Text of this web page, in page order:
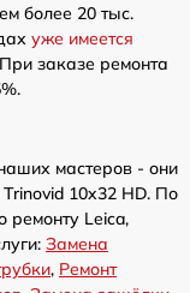
более 20 тыс.
уже имеется
заказе ремонта
мастеров - они
10x32 HD. По
ремонту Leica,
Замена
, Ремонт